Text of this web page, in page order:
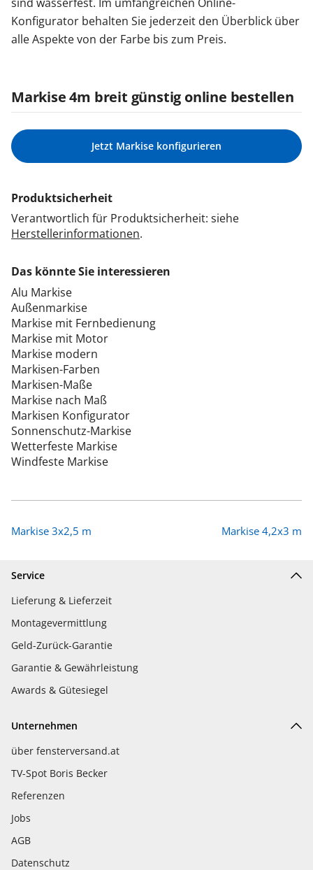
Konfigurator behalten Sie jederzeit den Überblick über
alle Aspekte von der Farbe bis zum Preis.
Markise 4m breit günstig online bestellen
Jetzt Markise konfigurieren
Produktsicherheit
Verantwortlich für Produktsicherheit: siehe
Herstellerinformationen.
Das könnte Sie interessieren
Alu Markise
Außenmarkise
Markise mit Fernbedienung
Markise mit Motor
Markise modern
Markisen-Farben
Markisen-Maße
Markise nach Maß
Markisen Konfigurator
Sonnenschutz-Markise
Wetterfeste Markise
Windfeste Markise
Markise 3x2,5 m Markise 4,2x3 m
Service
Lieferung & Lieferzeit
Montagevermittlung
Geld-Zurück-Garantie
Garantie & Gewährleistung
Awards & Gütesiegel
Unternehmen
über fensterversand.at
TV-Spot Boris Becker
Referenzen
Jobs
AGB
Datenschutz